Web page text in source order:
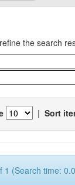
the search
| Sort
1 (Search time: